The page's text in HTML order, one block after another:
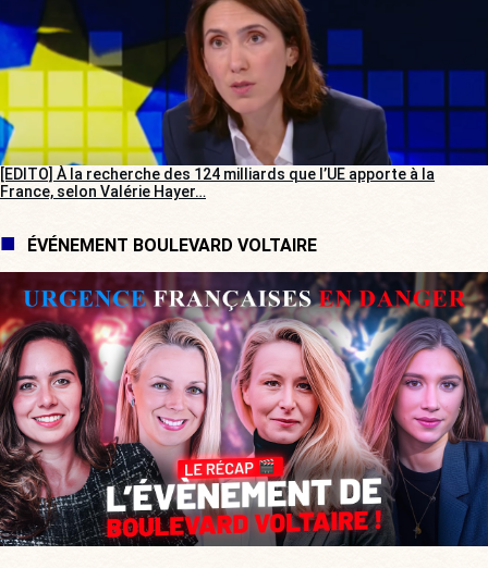
[EDITO] À la recherche des 124 milliards que l’UE apporte à la
France, selon Valérie Hayer…
ÉVÉNEMENT BOULEVARD VOLTAIRE